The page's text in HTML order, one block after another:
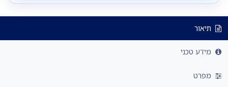
תיאור
מידע טכני
מפרט